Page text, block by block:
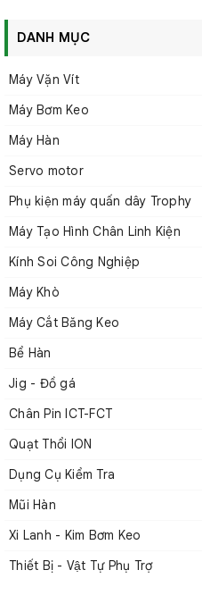
Được chế tạo từ tấm thép
giảm thiểu tình trạng sinh
ở mức tối ưu, ngay cả trong
cơ không chỉ vận hành
Độ đồng đều cao
lượng nghiêm ngặt, mỗi
đạt tiêu chuẩn cao nhất,
suất. Mang lại sự tin cậy
thống tự động hóa đòi hỏi sự
DANH MỤC
Máy Vặn Vít
Máy Bơm Keo
Máy Hàn
Servo motor
Phụ kiện máy quấn dây Trophy
Máy Tạo Hình Chân Linh Kiện
Kính Soi Công Nghiệp
Máy Khò
Máy Cắt Băng Keo
Bể Hàn
Jig - Đồ gá
Chân Pin ICT-FCT
Quạt Thổi ION
Dụng Cụ Kiểm Tra
Mũi Hàn
Xi Lanh - Kim Bơm Keo
Thiết Bị - Vật Tự Phụ Trợ